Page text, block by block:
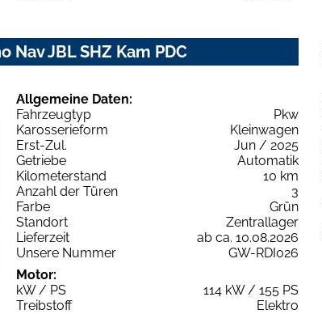
Nav JBL SHZ Kam PDC
Allgemeine Daten:
Fahrzeugtyp
Pkw
Karosserieform
Kleinwagen
Erst-Zul.
Jun / 2025
Getriebe
Automatik
Kilometerstand
10 km
Anzahl der Türen
3
Farbe
Grün
Standort
Zentrallager
Lieferzeit
ab ca. 10.08.2026
Unsere Nummer
GW-RDI026
Motor:
kW / PS
114 kW / 155 PS
Treibstoff
Elektro